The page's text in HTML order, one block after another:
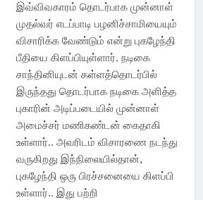
இவ்விவகாரம் தொடர்பாக முன்னாள்
முதல்வர் எடப்பாடி பழனிச்சாமியையும்
விசாரிக்க வேண்டும் என்று புகழேந்தி
பீதியை கிளப்பியுள்ளார். நடிகை
சாந்தினியுடன் கள்ளத்தொடர்பில்
இருந்தது தொடர்பாக நடிகை அளித்த
புகாரின் அடிப்படையில் முன்னாள்
அமைச்சர் மணிகண்டன் கைதாகி
உள்ளார்.. அவரிடம் விசாரணை நடந்து
வருகிறது இந்நிலையில்தான்,
புகழேந்தி ஒரு பிரச்சனையை கிளப்பி
உள்ளார்.. இது பற்றி